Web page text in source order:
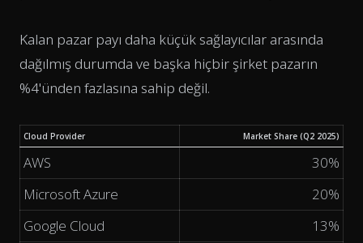
Kalan pazar payı daha küçük sağlayıcılar arasında
dağılmış durumda ve başka hiçbir şirket pazarın
%4'ünden fazlasına sahip değil.
Cloud Provider Market Share (Q2 2025)
AWS
30%
Microsoft Azure
20%
Google Cloud
13%